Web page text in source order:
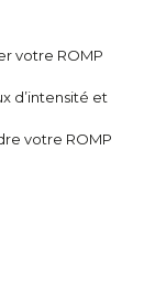
votre ROMP
d’intensité et
votre ROMP